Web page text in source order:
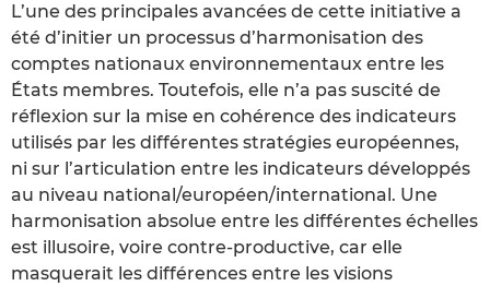
L’une des principales avancées de cette initiative a
été d’initier un processus d’harmonisation des
comptes nationaux environnementaux entre les
États membres. Toutefois, elle n’a pas suscité de
réflexion sur la mise en cohérence des indicateurs
utilisés par les différentes stratégies européennes,
ni sur l’articulation entre les indicateurs développés
au niveau national/européen/international. Une
harmonisation absolue entre les différentes échelles
est illusoire, voire contre-productive, car elle
masquerait les différences entre les visions